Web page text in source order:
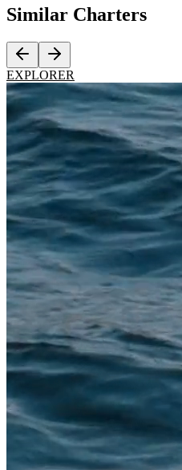
Similar Charters
EXPLORER